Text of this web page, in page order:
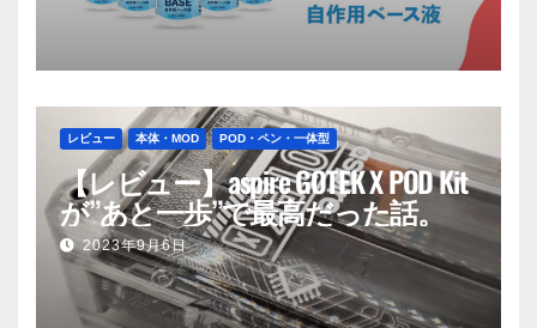
レビュー 本体・MOD POD・ペン・一体型
【レビュー】aspire GOTEK X POD Kit
が”あと一歩”で最高だった話。
2023年9月6日